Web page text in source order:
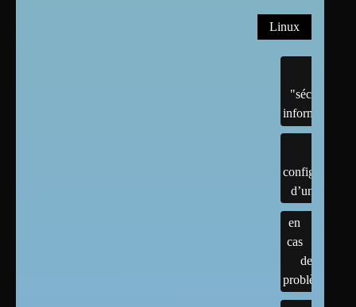
Linux
"sécurité"
informatique
configuration
d’un linux
en
cas
de
problème